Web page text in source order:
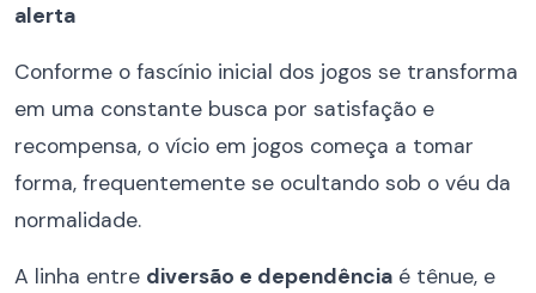
alerta
Conforme o fascínio inicial dos jogos se transforma
em uma constante busca por satisfação e
recompensa, o vício em jogos começa a tomar
forma, frequentemente se ocultando sob o véu da
normalidade.
A linha entre diversão e dependência é tênue, e